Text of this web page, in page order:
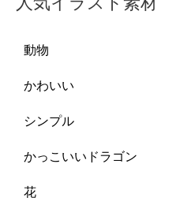
動物
かわいい
シンプル
かっこいいドラゴン
花